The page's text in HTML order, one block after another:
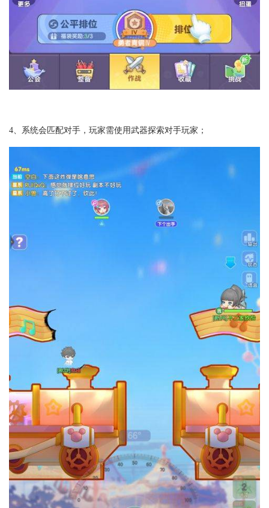
4、系统会匹配对手，玩家需使用武器探索对手玩家；